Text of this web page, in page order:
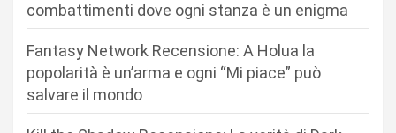
combattimenti dove ogni stanza è un enigma
Fantasy Network Recensione: A Holua la
popolarità è un’arma e ogni “Mi piace” può
salvare il mondo